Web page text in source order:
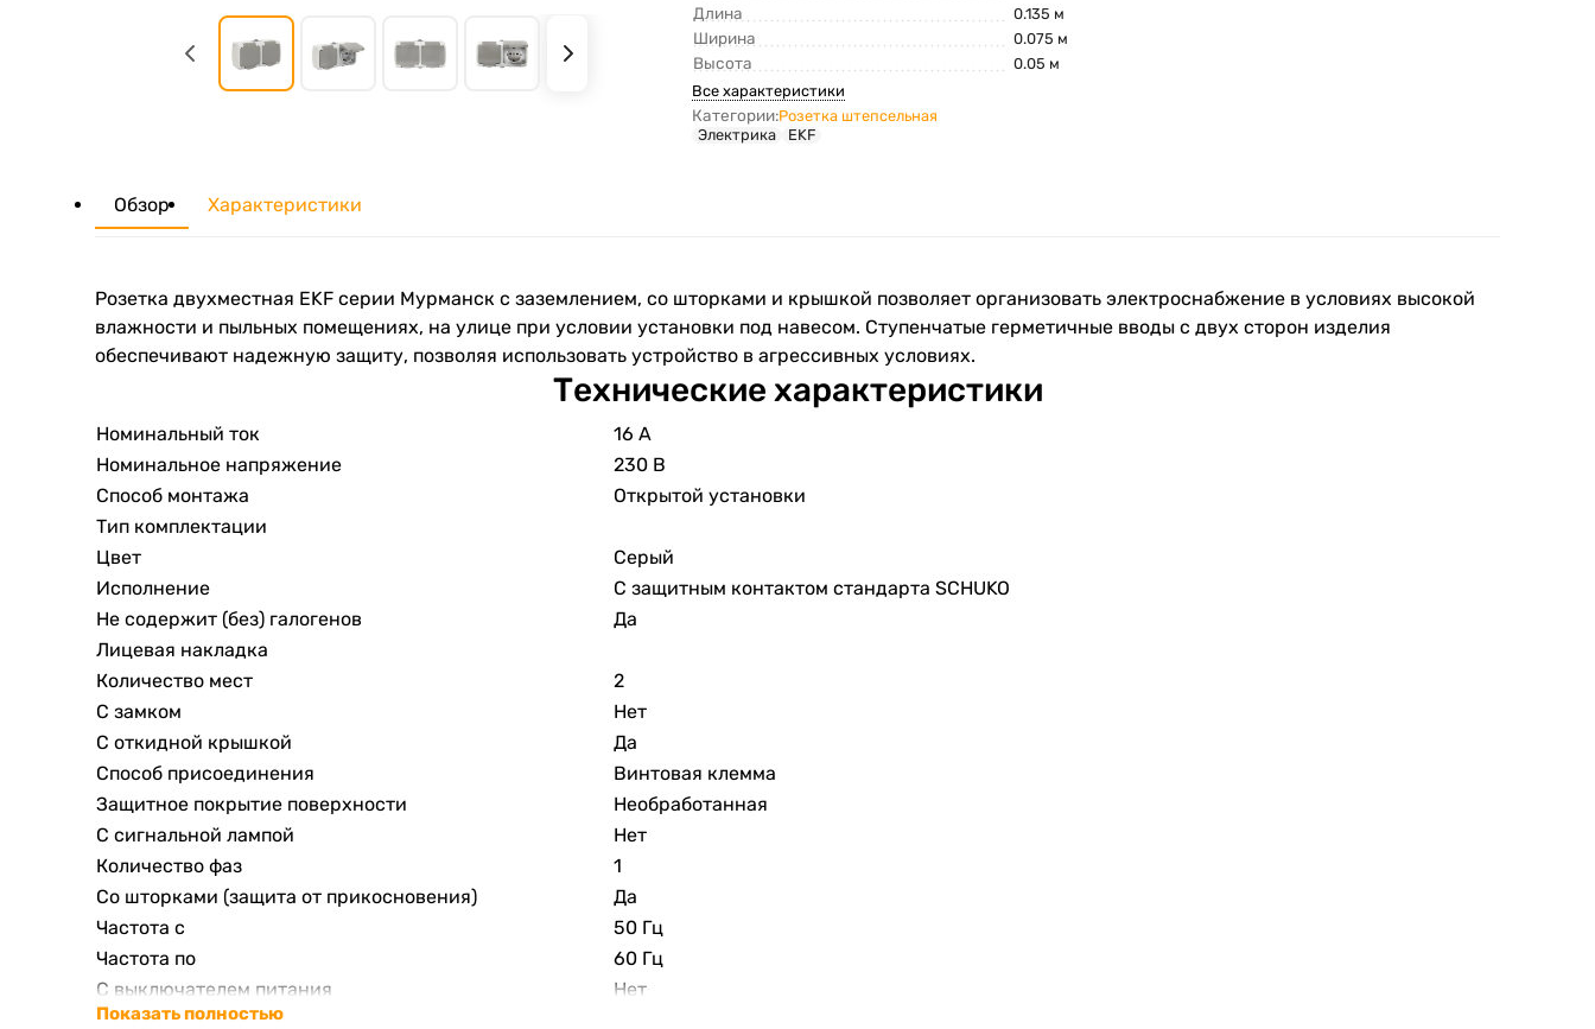
Длина 0.135 м
Ширина 0.075 м
Высота
0.05 м
Все характеристики
Категории:Розетка штепсельная
Электрика
EKF
Обзор Характеристики
Розетка двухместная EKF серии Мурманск с заземлением, со шторками и крышкой позволяет организовать электроснабжение в условиях высокой
влажности и пыльных помещениях, на улице при условии установки под навесом. Ступенчатые герметичные вводы с двух сторон изделия
обеспечивают надежную защиту, позволяя использовать устройство в агрессивных условиях.
Технические характеристики
Номинальный ток
16 А
Номинальное напряжение
230 В
Способ монтажа
Открытой установки
Тип комплектации
Цвет
Серый
Исполнение
С защитным контактом стандарта SCHUKO
Не содержит (без) галогенов
Да
Лицевая накладка
Количество мест
2
С замком
Нет
С откидной крышкой
Да
Способ присоединения
Винтовая клемма
Защитное покрытие поверхности
Необработанная
С сигнальной лампой
Нет
Количество фаз
1
Со шторками (защита от прикосновения)
Да
Частота с
50 Гц
Частота по
60 Гц
С выключателем питания
Нет
Защита контактов
Показать полностью